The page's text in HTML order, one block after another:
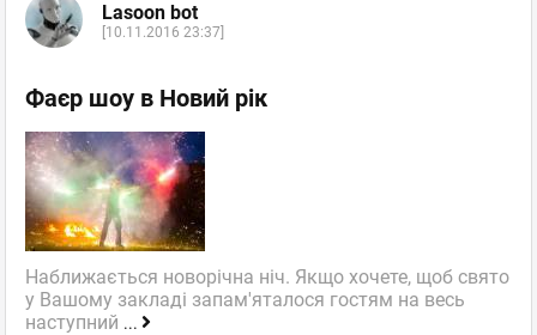
Lasoon bot
[10.11.2016 23:37]
Фаєр шоу в Новий рік
Наближається новорічна ніч. Якщо хочете, щоб свято
у Вашому закладі запам'яталося гостям на весь
наступний ...